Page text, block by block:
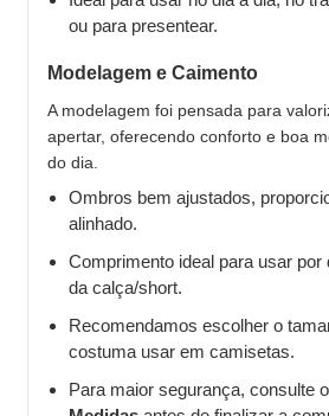
ou para presentear.
Modelagem e Caimento
A modelagem foi pensada para
apertar, oferecendo conforto e boa
do dia.
Ombros bem ajustados,
alinhado.
Comprimento ideal para usar por
da calça/short.
Recomendamos escolher o
costuma usar em camisetas.
Para maior segurança, consulte